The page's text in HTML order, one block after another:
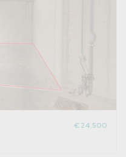
€ 24.500